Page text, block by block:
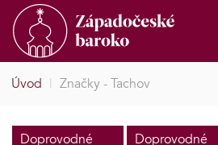
Úvod | Značky - Tachov
Doprovodné
Doprovodné